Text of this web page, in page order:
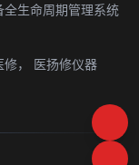
全生命周期管理系统
，
医扬修仪器